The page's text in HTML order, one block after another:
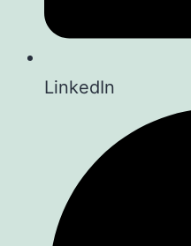
LinkedIn